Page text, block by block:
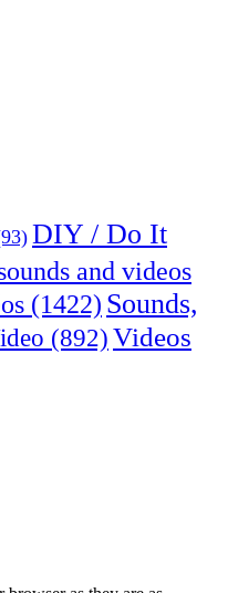
DIY / Do It
and videos
(1422) Sounds,
(892)Videos